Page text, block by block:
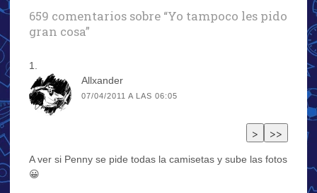
659 comentarios sobre “Yo tampoco les pido
gran cosa”
Allxander
07/04/2011 A LAS 06:05
A ver si Penny se pide todas la camisetas y sube las fotos
😀